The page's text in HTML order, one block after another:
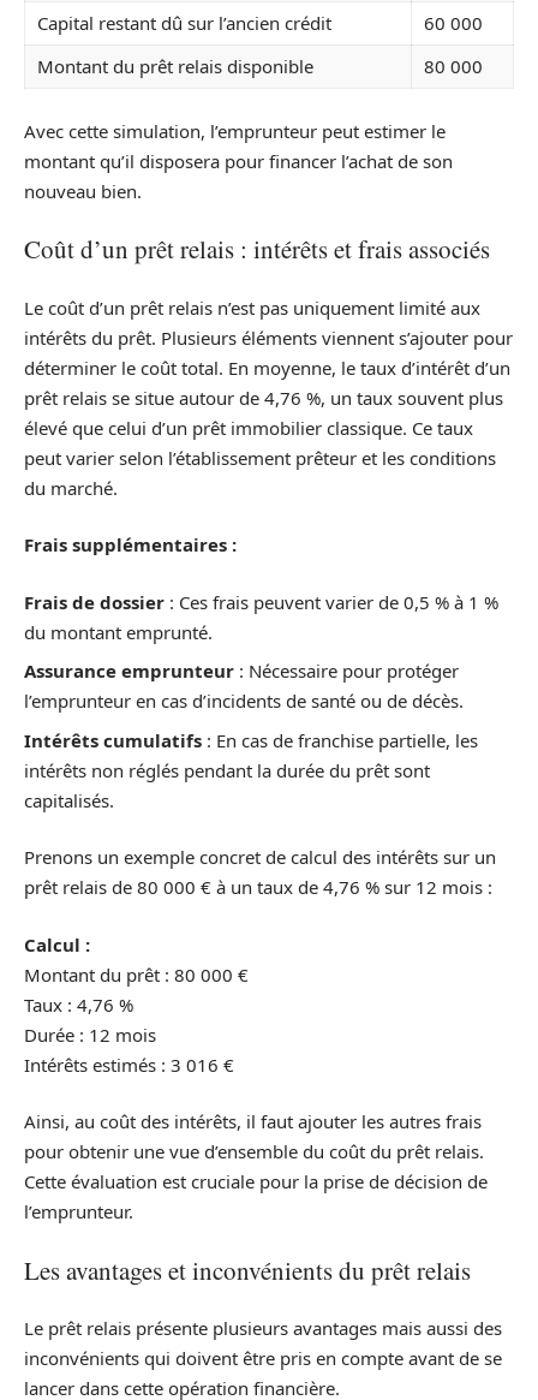
Capital restant dû sur l’ancien crédit
60 000
Montant du prêt relais disponible
80 000
Avec cette simulation, l’emprunteur peut estimer le
montant qu’il disposera pour financer l’achat de son
nouveau bien.
Coût d’un prêt relais : intérêts et frais associés
Le coût d’un prêt relais n’est pas uniquement limité aux
intérêts du prêt. Plusieurs éléments viennent s’ajouter pour
déterminer le coût total. En moyenne, le taux d’intérêt d’un
prêt relais se situe autour de 4,76 %, un taux souvent plus
élevé que celui d’un prêt immobilier classique. Ce taux
peut varier selon l’établissement prêteur et les conditions
du marché.
Frais supplémentaires :
Frais de dossier : Ces frais peuvent varier de 0,5 % à 1 %
du montant emprunté.
Assurance emprunteur : Nécessaire pour protéger
l’emprunteur en cas d’incidents de santé ou de décès.
Intérêts cumulatifs : En cas de franchise partielle, les
intérêts non réglés pendant la durée du prêt sont
capitalisés.
Prenons un exemple concret de calcul des intérêts sur un
prêt relais de 80 000 € à un taux de 4,76 % sur 12 mois :
Calcul :
Montant du prêt : 80 000 €
Taux : 4,76 %
Durée : 12 mois
Intérêts estimés : 3 016 €
Ainsi, au coût des intérêts, il faut ajouter les autres frais
pour obtenir une vue d’ensemble du coût du prêt relais.
Cette évaluation est cruciale pour la prise de décision de
l’emprunteur.
Les avantages et inconvénients du prêt relais
Le prêt relais présente plusieurs avantages mais aussi des
inconvénients qui doivent être pris en compte avant de se
lancer dans cette opération financière.